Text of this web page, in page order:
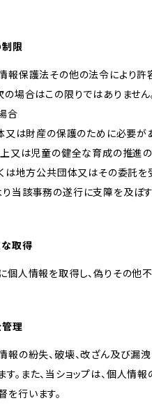
限
情報保護法その他の法令により
の場合はこの限りではありません
合
体又は財産の保護のために必要
上又は児童の健全な育成の推進
くは地方公共団体又はその委託
り当該事務の遂行に支障を及ぼ
取得
個人情報を取得し、偽りその他
理
報の紛失、破壊、改ざん及び漏
。また、当ショップは、個人
行います。